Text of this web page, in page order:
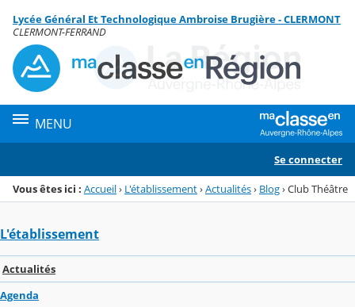
Menu de la rubrique
Contenu
Lycée Général Et Technologique Ambroise Brugière - CLERMONT
CLERMONT-FERRAND
MENU
Se connecter
Vous êtes ici : Accueil› L'établissement›Actualités› Blog›Club Théâtre
L'établissement
Actualités
Agenda